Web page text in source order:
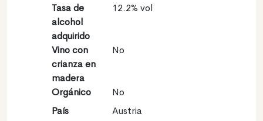
Tasa de
alcohol
adquirido
12.2% vol
Vino con
crianza en
madera
No
Orgánico
No
País
Austria